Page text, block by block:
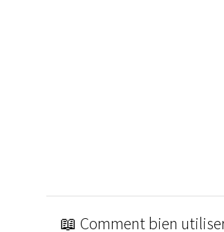
📖 Comment bien